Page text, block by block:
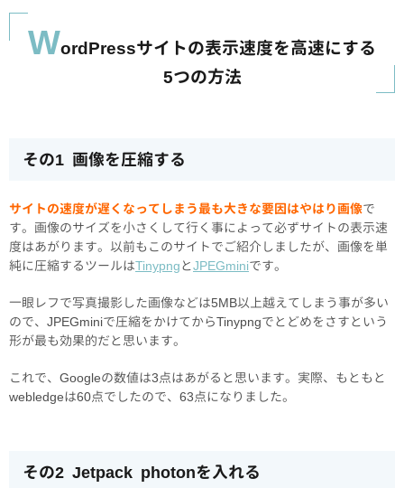
WordPressサイトの表示速度を高速にする
5つの方法
その1 画像を圧縮する
サイトの速度が遅くなってしまう最も大きな要因はやはり画像で
す。画像のサイズを小さくして行く事によって必ずサイトの表示速
度はあがります。以前もこのサイトでご紹介しましたが、画像を単
純に圧縮するツールはTinypngとJPEGminiです。
一眼レフで写真撮影した画像などは5MB以上越えてしまう事が多い
ので、JPEGminiで圧縮をかけてからTinypngでとどめをさすという
形が最も効果的だと思います。
これで、Googleの数値は3点はあがると思います。実際、もともと
webledgeは60点でしたので、63点になりました。
その2 Jetpack photonを入れる